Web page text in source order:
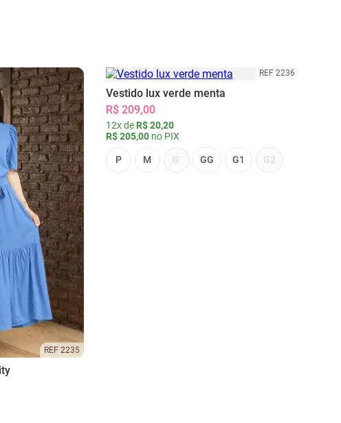
REF 2235
REF 2236
Vestido lux verde menta
R$ 209,00
12x de R$ 20,20
R$ 205,00no PIX
P M G GG G1 G2